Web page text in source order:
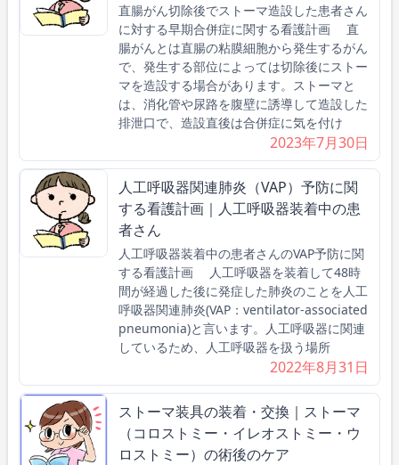
直腸がん切除後でストーマ造設した患者さん
に対する早期合併症に関する看護計画 直
腸がんとは直腸の粘膜細胞から発生するがん
で、発生する部位によっては切除後にストー
マを造設する場合があります。ストーマと
は、消化管や尿路を腹壁に誘導して造設した
排泄口で、造設直後は合併症に気を付け
2023年7月30日
人工呼吸器関連肺炎（VAP）予防に関
する看護計画｜人工呼吸器装着中の患
者さん
人工呼吸器装着中の患者さんのVAP予防に関
する看護計画 人工呼吸器を装着して48時
間が経過した後に発症した肺炎のことを人工
呼吸器関連肺炎(VAP：ventilator-associated
pneumonia)と言います。人工呼吸器に関連
しているため、人工呼吸器を扱う場所
2022年8月31日
ストーマ装具の装着・交換｜ストーマ
（コロストミー・イレオストミー・ウ
ロストミー）の術後のケア